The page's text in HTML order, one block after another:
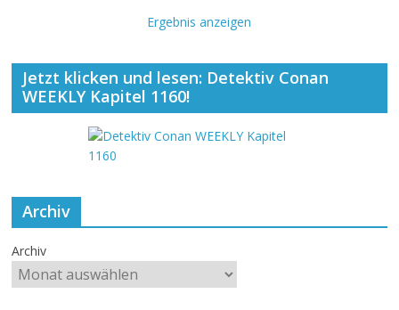
Ergebnis anzeigen
Jetzt klicken und lesen: Detektiv Conan
WEEKLY Kapitel 1160!
Archiv
Archiv